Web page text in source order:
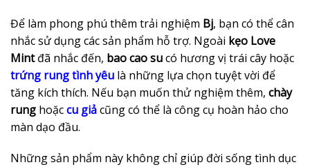
Để làm phong phú thêm trải nghiệm Bj, bạn có thể cân
nhắc sử dụng các sản phẩm hỗ trợ. Ngoài kẹo Love
Mintđã nhắc đến, bao cao sucó hương vị trái cây hoặc
trứng rung tình yêu là những lựa chọn tuyệt vời để
tăng kích thích. Nếu bạn muốn thử nghiệm thêm, chày
rung hoặccu giảcũng có thể là công cụ hoàn hảo cho
màn dạo đầu.
Những sản phẩm này không chỉ giúp đời sống tình dục